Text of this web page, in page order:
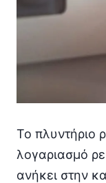
Το πλυντήριο
λογαριασμό
ανήκει στην